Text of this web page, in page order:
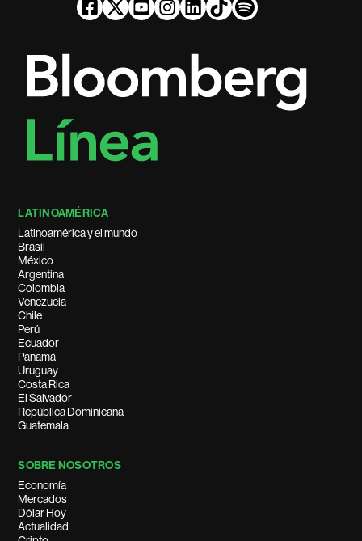
LATINOAMÉRICA
Latinoamérica y el mundo
Brasil
México
Argentina
Colombia
Venezuela
Chile
Perú
Ecuador
Panamá
Uruguay
Costa Rica
El Salvador
República Dominicana
Guatemala
SOBRE NOSOTROS
Economía
Mercados
Dólar Hoy
Actualidad